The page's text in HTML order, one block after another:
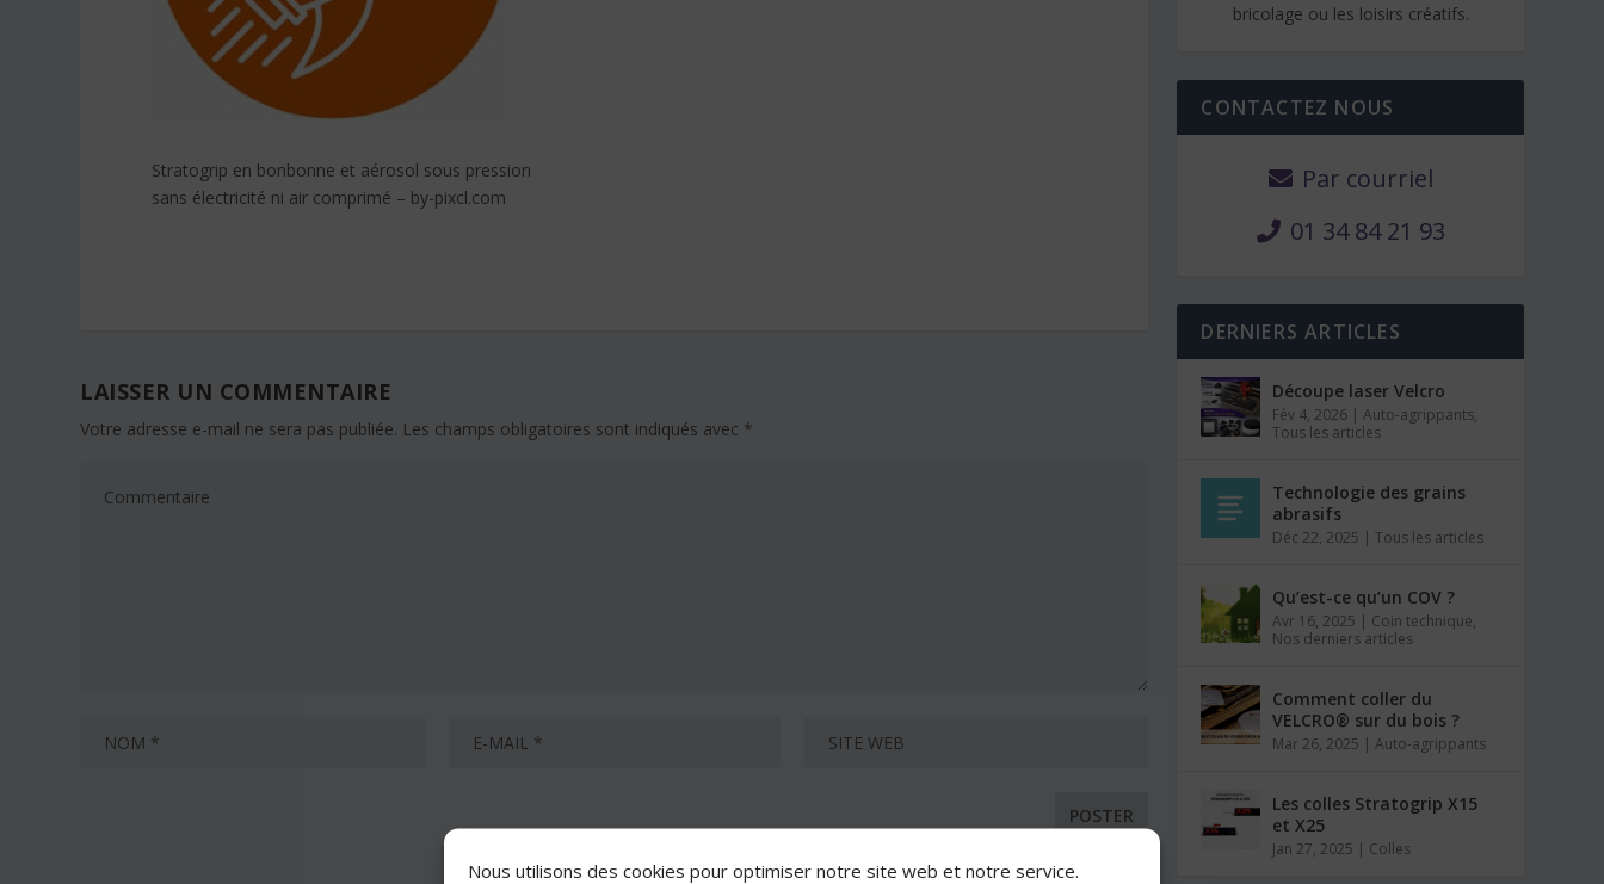
Nous utilisons des cookies pour optimiser notre site web et notre service.
Stratogrip en bonbonne et aérosol sous pression
sans électricité ni air comprimé – by-pixcl.com
LAISSER UN COMMENTAIRE
Votre adresse e-mail ne sera pas publiée. Les champs obligatoires sont indiqués avec *
bricolage ou les loisirs créatifs.
CONTACTEZ NOUS
Par courriel
01 34 84 21 93
DERNIERS ARTICLES
Découpe laser Velcro
Fév 4, 2026 |Auto-agrippants,
Tous les articles
Technologie des grains
abrasifs
Déc 22, 2025 |Tous les articles
Qu’est-ce qu’un COV ?
Avr 16, 2025 | Coin technique,
Nos derniers articles
Comment coller du
VELCRO® sur du bois ?
Mar 26, 2025 |Auto-agrippants
Les colles Stratogrip X15
et X25
Jan 27, 2025 | Colles